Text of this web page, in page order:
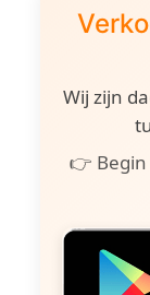
Wij zijn
👉